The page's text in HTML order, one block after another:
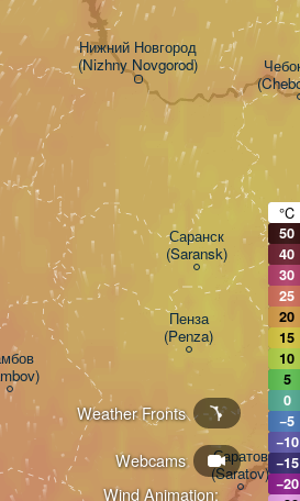
Wind Animation:
Webcams
Weather Fronts
Нижний Новгород
(Nizhny Novgorod)
Саратов
(Saratov)
Пенза
(Penza)
Саранск
(Saransk)
°C
50
40
30
25
20
15
10
5
0
−5
−10
−15
−20